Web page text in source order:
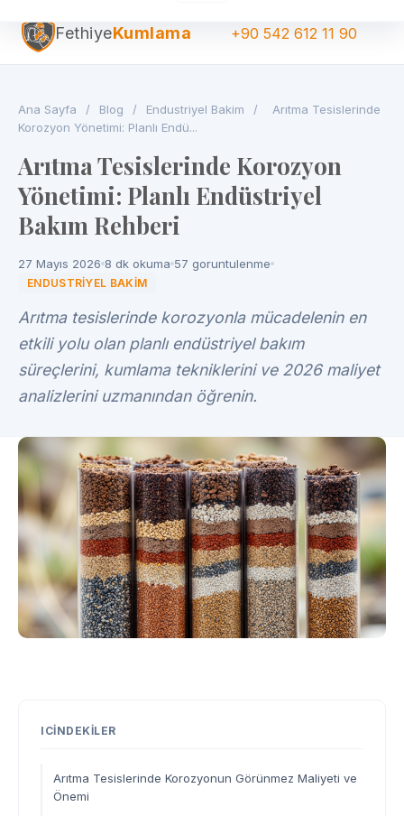
FethiyeKumlama +90 542 612 11 90
Ana Sayfa / Blog / Endustriyel Bakim /
Arıtma Tesislerinde
Korozyon Yönetimi: Planlı Endü...
Arıtma Tesislerinde Korozyon
Yönetimi: Planlı Endüstriyel
Bakım Rehberi
27 Mayıs 2026 8 dk okuma 57 goruntulenme
ENDUSTRIYEL BAKIM
Arıtma tesislerinde korozyonla mücadelenin en
etkili yolu olan planlı endüstriyel bakım
süreçlerini, kumlama tekniklerini ve 2026 maliyet
analizlerini uzmanından öğrenin.
ICINDEKILER
Arıtma Tesislerinde Korozyonun Görünmez Maliyeti ve
Önemi